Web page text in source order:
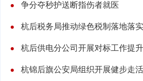
争分夺秒护送断指伤者就医
杭后税务局推动绿色税制落地落实
杭后供电分公司开展对标工作提
杭锦后旗公安局组织开展健步走